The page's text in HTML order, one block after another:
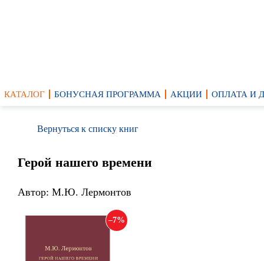
КАТАЛОГ БОНУСНАЯ ПРОГРАММА АКЦИИ ОПЛАТА И
Вернуться к списку книг
Герой нашего времени
Автор: М.Ю. Лермонтов
7